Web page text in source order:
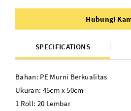
Hubungi
SPECIFICATIONS
Bahan: PE Murni Berkualitas
Ukuran: 45cm x 50cm
1 Roll: 20 Lembar